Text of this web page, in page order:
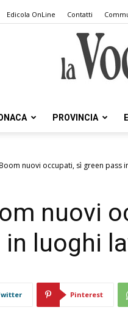
Edicola OnLine Contatti
PROVINCIA
nuovi occupati, sì green pass
nuovi
luoghi
Pinterest